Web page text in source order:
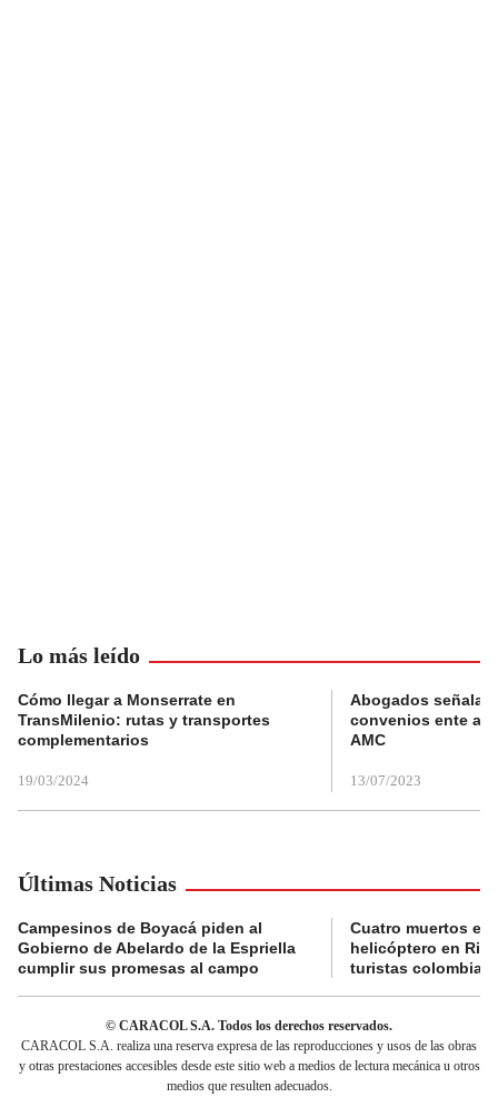
Lo más leído
Cómo llegar a Monserrate en
TransMilenio: rutas y transportes
complementarios
19/03/2024
Abogados
convenios ente
AMC
13/07/2023
Últimas Noticias
Campesinos de Boyacá piden al
Gobierno de Abelardo de la Espriella
cumplir sus promesas al campo
Cuatro muertos en
helicóptero en
turistas
© CARACOL S.A. Todos los derechos reservados.
CARACOL S.A. realiza una reserva expresa de las reproducciones y usos de las obras
y otras prestaciones accesibles desde este sitio web a medios de lectura mecánica u otros
medios que resulten adecuados.